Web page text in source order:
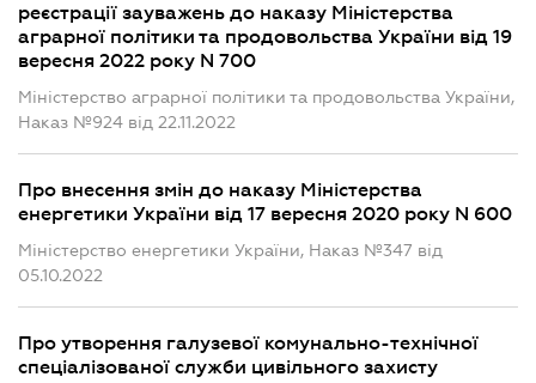
реєстрації зауважень до наказу Міністерства
аграрної політики та продовольства України від 19
вересня 2022 року N 700
Міністерство аграрної політики та продовольства України,
Наказ №924 від 22.11.2022
Про внесення змін до наказу Міністерства
енергетики України від 17 вересня 2020 року N 600
Міністерство енергетики України, Наказ №347 від
05.10.2022
Про утворення галузевої комунально-технічної
спеціалізованої служби цивільного захисту